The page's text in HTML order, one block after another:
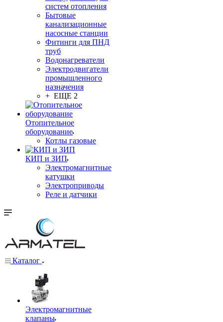
систем отопления
Бытовые
канализационные
насосные станции
Фитинги для ПНД
труб
Водонагреватели
Электродвигатели
промышленного
назначения
+ ЕЩЕ 2
Отопительное
оборудование
Котлы газовые
КИП и ЗИП
Электромагнитные
катушки
Электроприводы
Реле и датчики
Каталог
Электромагнитные
клапаны